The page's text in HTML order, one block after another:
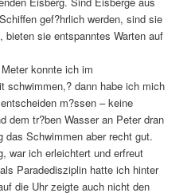
gef?hrlich werden, sind sie
bieten sie entspanntes Warten auf
konnte ich im
schwimmen,? dann habe ich mich
m?ssen – keine
dem tr?ben Wasser an Peter dran
Schwimmen aber recht gut.
war ich erleichtert und erfreut
Paradedisziplin hatte ich hinter
die Uhr zeigte auch nicht den